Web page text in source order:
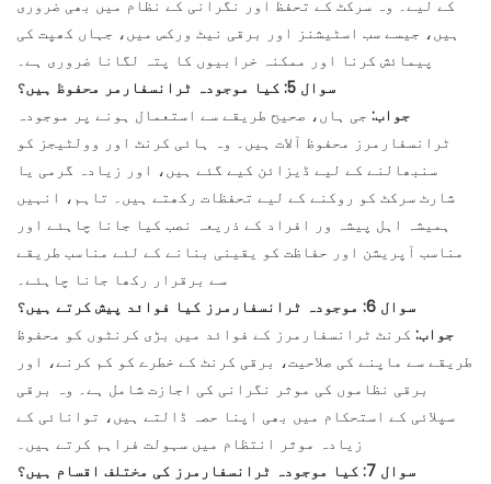
کے لیے۔ وہ سرکٹ کے تحفظ اور نگرانی کے نظام میں بھی ضروری
ہیں، جیسے سب اسٹیشنز اور برقی نیٹ ورکس میں، جہاں کھپت کی
پیمائش کرنا اور ممکنہ خرابیوں کا پتہ لگانا ضروری ہے۔
سوال 5: کیا موجودہ ٹرانسفارمر محفوظ ہیں؟
جواب: جی ہاں، صحیح طریقے سے استعمال ہونے پر موجودہ
ٹرانسفارمرز محفوظ آلات ہیں۔ وہ ہائی کرنٹ اور وولٹیجز کو
سنبھالنے کے لیے ڈیزائن کیے گئے ہیں، اور زیادہ گرمی یا
شارٹ سرکٹ کو روکنے کے لیے تحفظات رکھتے ہیں۔ تاہم، انہیں
ہمیشہ اہل پیشہ ور افراد کے ذریعہ نصب کیا جانا چاہئے اور
مناسب آپریشن اور حفاظت کو یقینی بنانے کے لئے مناسب طریقے
سے برقرار رکھا جانا چاہئے۔
سوال 6: موجودہ ٹرانسفارمرز کیا فوائد پیش کرتے ہیں؟
جواب: کرنٹ ٹرانسفارمرز کے فوائد میں بڑی کرنٹوں کو محفوظ
طریقے سے ماپنے کی صلاحیت، برقی کرنٹ کے خطرے کو کم کرنے، اور
برقی نظاموں کی موثر نگرانی کی اجازت شامل ہے۔ وہ برقی
سپلائی کے استحکام میں بھی اپنا حصہ ڈالتے ہیں، توانائی کے
زیادہ موثر انتظام میں سہولت فراہم کرتے ہیں۔
سوال 7: کیا موجودہ ٹرانسفارمرز کی مختلف اقسام ہیں؟